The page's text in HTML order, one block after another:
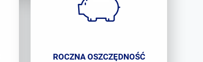
ROCZNA OSZCZĘDNOŚĆ